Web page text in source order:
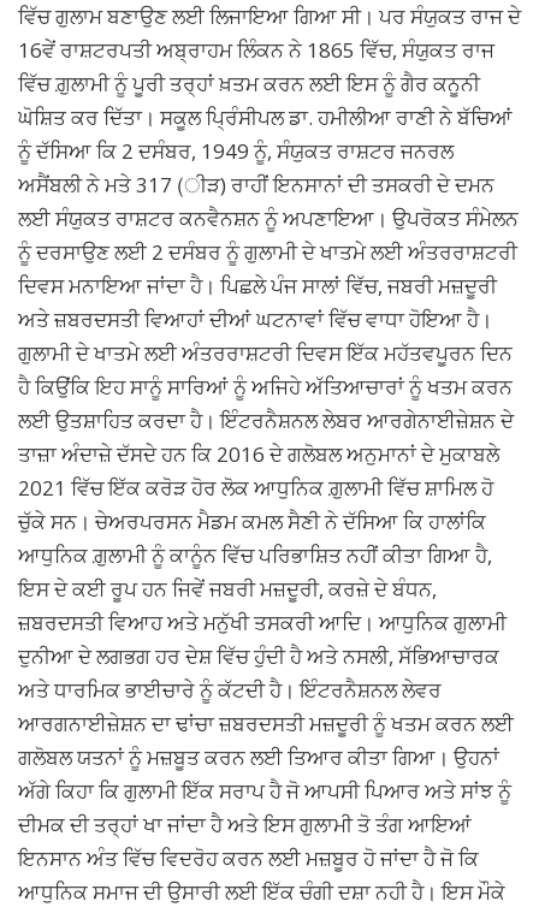
ਵਿੱਚ ਗੁਲਾਮ ਬਣਾਉਣ ਲਈ ਲਿਜਾਇਆ ਗਿਆ ਸੀ। ਪਰ ਸੰਯੁਕਤ ਰਾਜ ਦੇ
16ਵੇਂ ਰਾਸ਼ਟਰਪਤੀ ਅਬ੍ਰਾਹਮ ਲਿੰਕਨ ਨੇ 1865 ਵਿੱਚ, ਸੰਯੁਕਤ ਰਾਜ
ਵਿੱਚ ਗ਼ੁਲਾਮੀ ਨੂੰ ਪੂਰੀ ਤਰ੍ਹਾਂ ਖ਼ਤਮ ਕਰਨ ਲਈ ਇਸ ਨੂੰ ਗੈਰ ਕਨੂਨੀ
ਘੋਸ਼ਿਤ ਕਰ ਦਿੱਤਾ। ਸਕੂਲ ਪ੍ਰਿੰਸੀਪਲ ਡਾ. ਹਮੀਲੀਆ ਰਾਣੀ ਨੇ ਬੱਚਿਆਂ
ਨੂੰ ਦੱਸਿਆ ਕਿ 2 ਦਸੰਬਰ, 1949 ਨੂੰ, ਸੰਯੁਕਤ ਰਾਸ਼ਟਰ ਜਨਰਲ
ਅਸੈਂਬਲੀ ਨੇ ਮਤੇ 317 (ੀੜ) ਰਾਹੀਂ ਇਨਸਾਨਾਂ ਦੀ ਤਸਕਰੀ ਦੇ ਦਮਨ
ਲਈ ਸੰਯੁਕਤ ਰਾਸ਼ਟਰ ਕਨਵੈਨਸ਼ਨ ਨੂੰ ਅਪਣਾਇਆ। ਉਪਰੋਕਤ ਸੰਮੇਲਨ
ਨੂੰ ਦਰਸਾਉਣ ਲਈ 2 ਦਸੰਬਰ ਨੂੰ ਗੁਲਾਮੀ ਦੇ ਖਾਤਮੇ ਲਈ ਅੰਤਰਰਾਸ਼ਟਰੀ
ਦਿਵਸ ਮਨਾਇਆ ਜਾਂਦਾ ਹੈ। ਪਿਛਲੇ ਪੰਜ ਸਾਲਾਂ ਵਿੱਚ, ਜਬਰੀ ਮਜ਼ਦੂਰੀ
ਅਤੇ ਜ਼ਬਰਦਸਤੀ ਵਿਆਹਾਂ ਦੀਆਂ ਘਟਨਾਵਾਂ ਵਿੱਚ ਵਾਧਾ ਹੋਇਆ ਹੈ।
ਗੁਲਾਮੀ ਦੇ ਖਾਤਮੇ ਲਈ ਅੰਤਰਰਾਸ਼ਟਰੀ ਦਿਵਸ ਇੱਕ ਮਹੱਤਵਪੂਰਨ ਦਿਨ
ਹੈ ਕਿਉਂਕਿ ਇਹ ਸਾਨੂੰ ਸਾਰਿਆਂ ਨੂੰ ਅਜਿਹੇ ਅੱਤਿਆਚਾਰਾਂ ਨੂੰ ਖਤਮ ਕਰਨ
ਲਈ ਉਤਸ਼ਾਹਿਤ ਕਰਦਾ ਹੈ। ਇੰਟਰਨੈਸ਼ਨਲ ਲੇਬਰ ਆਰਗੇਨਾਈਜ਼ੇਸ਼ਨ ਦੇ
ਤਾਜ਼ਾ ਅੰਦਾਜ਼ੇ ਦੱਸਦੇ ਹਨ ਕਿ 2016 ਦੇ ਗਲੋਬਲ ਅਨੁਮਾਨਾਂ ਦੇ ਮੁਕਾਬਲੇ
2021 ਵਿੱਚ ਇੱਕ ਕਰੋੜ ਹੋਰ ਲੋਕ ਆਧੁਨਿਕ ਗ਼ੁਲਾਮੀ ਵਿੱਚ ਸ਼ਾਮਿਲ ਹੋ
ਚੁੱਕੇ ਸਨ। ਚੇਅਰਪਰਸਨ ਮੈਡਮ ਕਮਲ ਸੈਣੀ ਨੇ ਦੱਸਿਆ ਕਿ ਹਾਲਾਂਕਿ
ਆਧੁਨਿਕ ਗ਼ੁਲਾਮੀ ਨੂੰ ਕਾਨੂੰਨ ਵਿੱਚ ਪਰਿਭਾਸ਼ਿਤ ਨਹੀਂ ਕੀਤਾ ਗਿਆ ਹੈ,
ਇਸ ਦੇ ਕਈ ਰੂਪ ਹਨ ਜਿਵੇਂ ਜਬਰੀ ਮਜ਼ਦੂਰੀ, ਕਰਜ਼ੇ ਦੇ ਬੰਧਨ,
ਜ਼ਬਰਦਸਤੀ ਵਿਆਹ ਅਤੇ ਮਨੁੱਖੀ ਤਸਕਰੀ ਆਦਿ। ਆਧੁਨਿਕ ਗੁਲਾਮੀ
ਦੁਨੀਆ ਦੇ ਲਗਭਗ ਹਰ ਦੇਸ਼ ਵਿੱਚ ਹੁੰਦੀ ਹੈ ਅਤੇ ਨਸਲੀ, ਸੱਭਿਆਚਾਰਕ
ਅਤੇ ਧਾਰਮਿਕ ਭਾਈਚਾਰੇ ਨੂੰ ਕੱਟਦੀ ਹੈ। ਇੰਟਰਨੈਸ਼ਨਲ ਲੇਵਰ
ਆਰਗਨਾਈਜ਼ੇਸ਼ਨ ਦਾ ਢਾਂਚਾ ਜ਼ਬਰਦਸਤੀ ਮਜ਼ਦੂਰੀ ਨੂੰ ਖਤਮ ਕਰਨ ਲਈ
ਗਲੋਬਲ ਯਤਨਾਂ ਨੂੰ ਮਜ਼ਬੂਤ ਕਰਨ ਲਈ ਤਿਆਰ ਕੀਤਾ ਗਿਆ। ਉਹਨਾਂ
ਅੱਗੇ ਕਿਹਾ ਕਿ ਗੁਲਾਮੀ ਇੱਕ ਸਰਾਪ ਹੈ ਜੋ ਆਪਸੀ ਪਿਆਰ ਅਤੇ ਸਾਂਝ ਨੂੰ
ਦੀਮਕ ਦੀ ਤਰ੍ਹਾਂ ਖਾ ਜਾਂਦਾ ਹੈ ਅਤੇ ਇਸ ਗੁਲਾਮੀ ਤੋ ਤੰਗ ਆਇਆਂ
ਇਨਸਾਨ ਅੰਤ ਵਿੱਚ ਵਿਦਰੋਹ ਕਰਨ ਲਈ ਮਜ਼ਬੂਰ ਹੋ ਜਾਂਦਾ ਹੈ ਜੋ ਕਿ
ਆਧੁਨਿਕ ਸਮਾਜ ਦੀ ਉਸਾਰੀ ਲਈ ਇੱਕ ਚੰਗੀ ਦਸ਼ਾ ਨਹੀ ਹੈ। ਇਸ ਮੌਕੇ